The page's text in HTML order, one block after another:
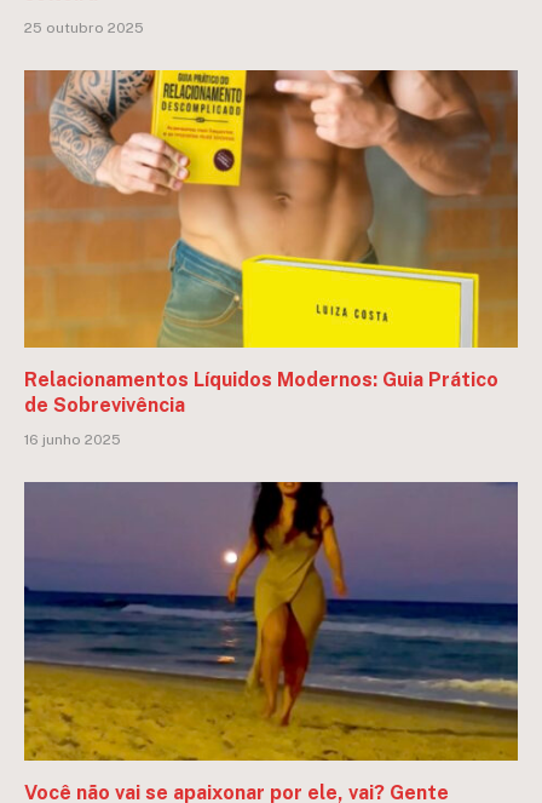
25 outubro 2025
Relacionamentos Líquidos Modernos: Guia Prático
de Sobrevivência
16 junho 2025
Você não vai se apaixonar por ele, vai? Gente